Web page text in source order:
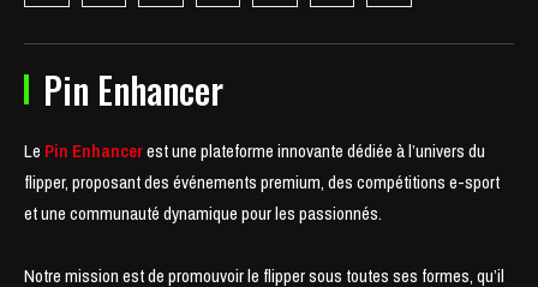
Pin Enhancer
Le Pin Enhancerest une plateforme innovante dédiée à l’univers du
flipper, proposant des événements premium, des compétitions e-sport
et une communauté dynamique pour les passionnés.
Notre mission est de promouvoir le flipper sous toutes ses formes, qu’il